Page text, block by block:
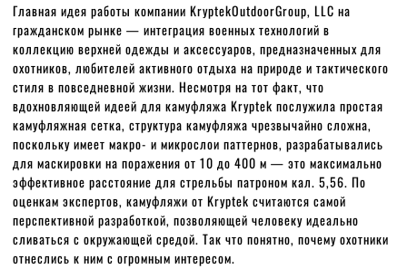
Главная идея работы компании KryptekOutdoorGroup, LLC на
гражданском рынке — интеграция военных технологий в
коллекцию верхней одежды и аксессуаров, предназначенных для
охотников, любителей активного отдыха на природе и тактического
стиля в повседневной жизни. Несмотря на тот факт, что
вдохновляющей идеей для камуфляжа Kryptek послужила простая
камуфляжная сетка, структура камуфляжа чрезвычайно сложна,
поскольку имеет макро- и микрослои паттернов, разрабатывались
для маскировки на поражения от 10 до 400 м — это максимально
эффективное расстояние для стрельбы патроном кал. 5,56. По
оценкам экспертов, камуфляжи от Kryptek считаются самой
перспективной разработкой, позволяющей человеку идеально
сливаться с окружающей средой. Так что понятно, почему охотники
отнеслись к ним с огромным интересом.